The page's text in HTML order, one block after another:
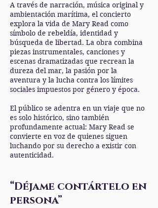
A través de narración, música original y
ambientación marítima, el concierto
explora la vida de Mary Read como
símbolo de rebeldía, identidad y
búsqueda de libertad. La obra combina
piezas instrumentales, canciones y
escenas dramatizadas que recrean la
dureza del mar, la pasión por la
aventura y la lucha contra los límites
sociales impuestos por género y época.
El público se adentra en un viaje que no
es solo histórico, sino también
profundamente actual: Mary Read se
convierte en voz de quienes siguen
luchando por su derecho a existir con
autenticidad.
“Déjame contártelo en
persona”